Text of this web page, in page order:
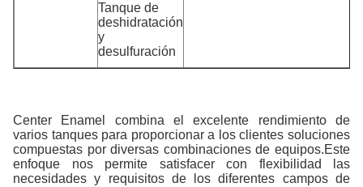
Tanque de
deshidratación
y
desulfuración
Center Enamel combina el excelente rendimiento de
varios tanques para proporcionar a los clientes soluciones
compuestas por diversas combinaciones de equipos.Este
enfoque nos permite satisfacer con flexibilidad las
necesidades y requisitos de los diferentes campos de